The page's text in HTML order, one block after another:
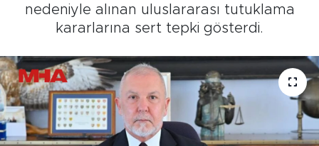
nedeniyle alınan uluslararası tutuklama
kararlarına sert tepki gösterdi.